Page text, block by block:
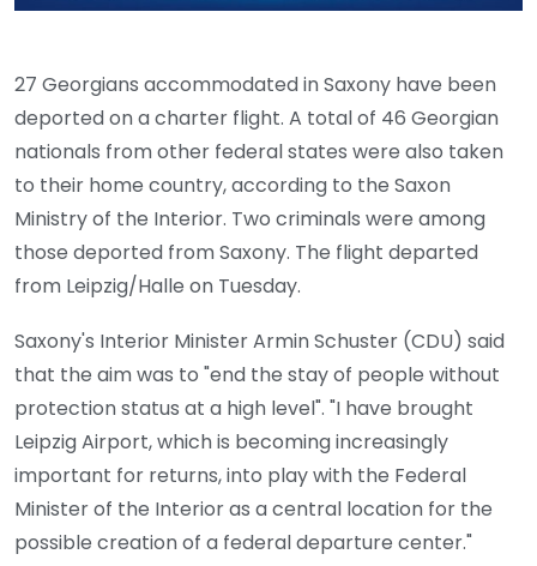
27 Georgians accommodated in Saxony have been
deported on a charter flight. A total of 46 Georgian
nationals from other federal states were also taken
to their home country, according to the Saxon
Ministry of the Interior. Two criminals were among
those deported from Saxony. The flight departed
from Leipzig/Halle on Tuesday.
Saxony's Interior Minister Armin Schuster (CDU) said
that the aim was to "end the stay of people without
protection status at a high level". "I have brought
Leipzig Airport, which is becoming increasingly
important for returns, into play with the Federal
Minister of the Interior as a central location for the
possible creation of a federal departure center."